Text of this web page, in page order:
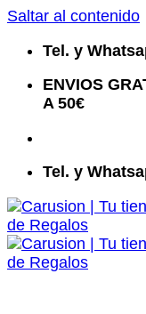
Saltar al contenido
Tel. y
ENVIOS
A 50€
Tel. y